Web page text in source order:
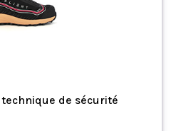
de sécurité